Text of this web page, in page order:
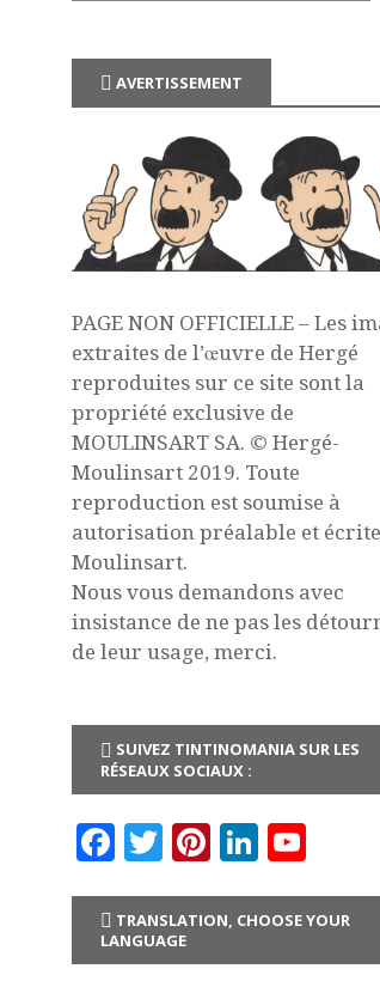
AVERTISSEMENT
PAGE NON OFFICIELLE – Les
extraites de l’œuvre de Hergé
reproduites sur ce site sont la
propriété exclusive de
MOULINSART SA. © Hergé-
Moulinsart 2019. Toute
reproduction est soumise à
autorisation préalable et
Moulinsart.
Nous vous demandons avec
insistance de ne pas les
de leur usage, merci.
SUIVEZ TINTINOMANIA SUR LES
RÉSEAUX SOCIAUX :
F
c
e
T
it
te
Pi
te
r
Li
k
e
u
T
TRANSLATION, CHOOSE YOUR
LANGUAGE